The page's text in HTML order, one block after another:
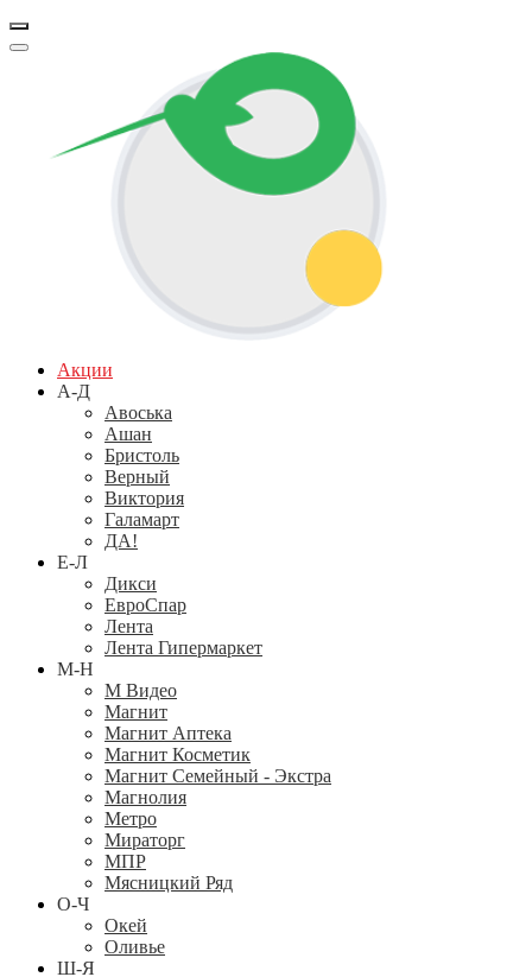
Акции
А-Д
Авоська
Ашан
Бристоль
Верный
Виктория
Галамарт
ДА!
Е-Л
Дикси
ЕвроСпар
Лента
Лента Гипермаркет
М-Н
М Видео
Магнит
Магнит Аптека
Магнит Косметик
Магнит Семейный - Экстра
Магнолия
Метро
Мираторг
МПР
Мясницкий Ряд
О-Ч
Окей
Оливье
Ш-Я